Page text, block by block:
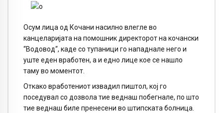
Осум лица од Кочани насилно влегле во
канцеларијата на помошник директорот на кочански
“Водовод“, каде со тупаници го нападнале него и
уште еден вработен, а и едно лице кое се нашло
таму во моментот.
Откако вработениот извадил пиштол, кој го
поседувал со дозвола тие веднаш побегнале, по што
тие веднаш биле пренесени во штипската болница.